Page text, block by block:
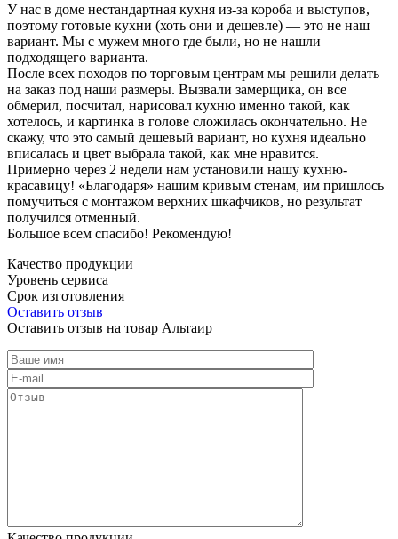
У нас в доме нестандартная кухня из-за короба и выступов,
поэтому готовые кухни (хоть они и дешевле) — это не наш
вариант. Мы с мужем много где были, но не нашли
подходящего варианта.
После всех походов по торговым центрам мы решили делать
на заказ под наши размеры. Вызвали замерщика, он все
обмерил, посчитал, нарисовал кухню именно такой, как
хотелось, и картинка в голове сложилась окончательно. Не
скажу, что это самый дешевый вариант, но кухня идеально
вписалась и цвет выбрала такой, как мне нравится.
Примерно через 2 недели нам установили нашу кухню-
красавицу! «Благодаря» нашим кривым стенам, им пришлось
помучиться с монтажом верхних шкафчиков, но результат
получился отменный.
Большое всем спасибо! Рекомендую!
Качество продукции
Уровень сервиса
Срок изготовления
Оставить отзыв
Оставить отзыв на товар Альтаир